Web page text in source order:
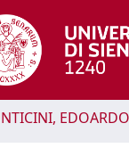
EDOARDO